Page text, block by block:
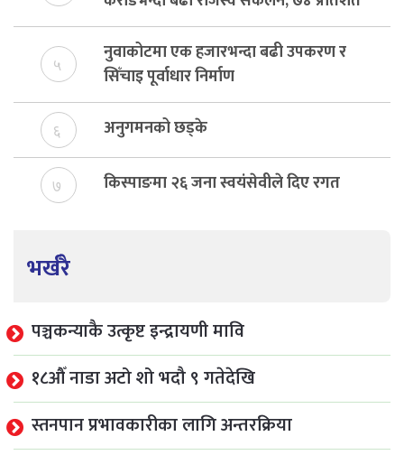
बेरुजु फर्छयौट
५
नुवाकोटमा एक हजारभन्दा बढी उपकरण र
सिँचाइ पूर्वाधार निर्माण
६ अनुगमनको छड्के
७ किस्पाङमा २६ जना स्वयंसेवीले दिए रगत
भर्खरै
पञ्चकन्याकै उत्कृष्ट इन्द्रायणी मावि
१८औँ नाडा अटो शो भदौ ९ गतेदेखि
स्तनपान प्रभावकारीका लागि अन्तरक्रिया